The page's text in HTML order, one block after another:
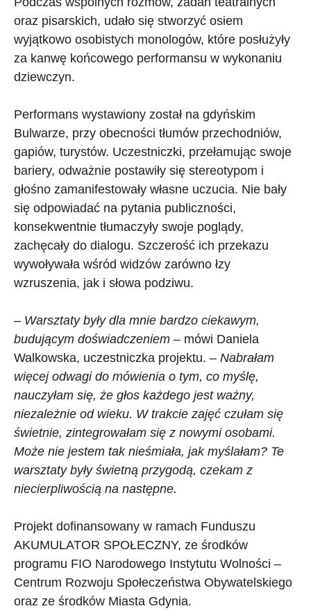
oraz pisarskich, udało się stworzyć osiem
wyjątkowo osobistych monologów, które posłużyły
za kanwę końcowego performansu w wykonaniu
dziewczyn.
Performans wystawiony został na gdyńskim
Bulwarze, przy obecności tłumów przechodniów,
gapiów, turystów. Uczestniczki, przełamując swoje
bariery, odważnie postawiły się stereotypom i
głośno zamanifestowały własne uczucia. Nie bały
się odpowiadać na pytania publiczności,
konsekwentnie tłumaczyły swoje poglądy,
zachęcały do dialogu. Szczerość ich przekazu
wywoływała wśród widzów zarówno łzy
wzruszenia, jak i słowa podziwu.
– Warsztaty były dla mnie bardzo ciekawym,
budującym doświadczeniem – mówi Daniela
Walkowska, uczestniczka projektu. – Nabrałam
więcej odwagi do mówienia o tym, co myślę,
nauczyłam się, że głos każdego jest ważny,
niezależnie od wieku. W trakcie zajęć czułam się
świetnie, zintegrowałam się z nowymi osobami.
Może nie jestem tak nieśmiała, jak myślałam? Te
warsztaty były świetną przygodą, czekam z
niecierpliwością na następne.
Projekt dofinansowany w ramach Funduszu
AKUMULATOR SPOŁECZNY, ze środków
programu FIO Narodowego Instytutu Wolności –
Centrum Rozwoju Społeczeństwa Obywatelskiego
oraz ze środków Miasta Gdynia.